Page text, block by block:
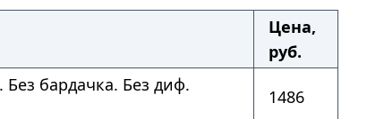
Цена,
руб.
бардачка. Без диф.
1486